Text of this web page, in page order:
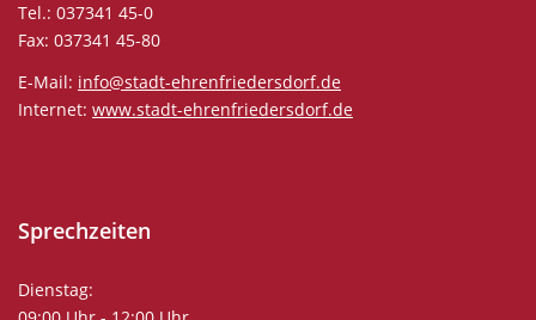
Tel.: 037341 45-0
Fax: 037341 45-80
E-Mail: info@stadt-ehrenfriedersdorf.de
Internet: www.stadt-ehrenfriedersdorf.de
Sprechzeiten
Dienstag: